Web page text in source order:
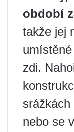
období
takže jej
zdi.
srážkách
nebo se